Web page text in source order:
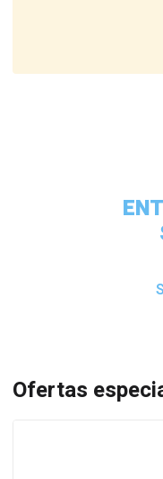
Ofertas